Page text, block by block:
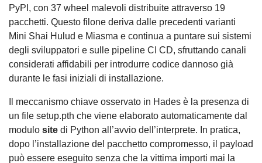
PyPI, con 37 wheel malevoli distribuite attraverso 19
pacchetti. Questo filone deriva dalle precedenti varianti
Mini Shai Hulud e Miasma e continua a puntare sui sistemi
degli sviluppatori e sulle pipeline CI CD, sfruttando canali
considerati affidabili per introdurre codice dannoso già
durante le fasi iniziali di installazione.
Il meccanismo chiave osservato in Hades è la presenza di
un file setup.pth che viene elaborato automaticamente dal
modulo site di Python all’avvio dell’interprete. In pratica,
dopo l’installazione del pacchetto compromesso, il payload
può essere eseguito senza che la vittima importi mai la